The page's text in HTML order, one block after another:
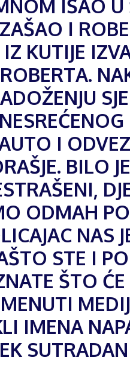
IŠAO
I
IZ KUTIJE
ROBERTA.
I
BILO
ODMAH
NAS
STE I
ŠTO
IMENA